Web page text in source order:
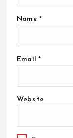
Name *
Email *
Website